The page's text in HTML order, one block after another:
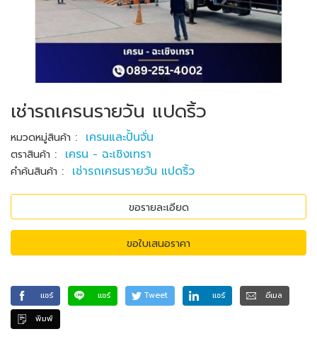
เช่ารถเครนรายวัน แปดริ้ว
หมวดหมู่สินค้า : เครนและปั้นจั่น
ตราสินค้า : เครน - ฉะเชิงเทรา
คำค้นสินค้า : เช่ารถเครนรายวัน แปดริ้ว
ขอรายละเอียด
ขอใบเสนอราคา
แชร์ แชร์ Tweet แชร์
อีเมล
พิมพ์